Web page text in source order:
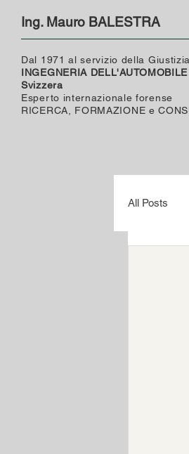
Ing. Mauro BALESTRA
Dal 1971 al servizio della Giustizia
INGEGNERIA
Svizzera
Esperto internazionale forense
RICERCA, FORMAZIONE e
All Posts